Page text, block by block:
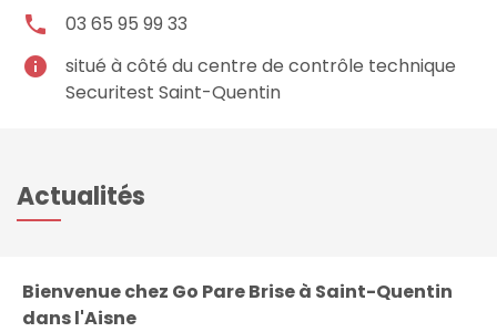
local_phone 03 65 95 99 33
info
situé à côté du centre de contrôle technique
Securitest Saint-Quentin
Actualités
Bienvenue chez Go Pare Brise à Saint-Quentin
dans l'Aisne